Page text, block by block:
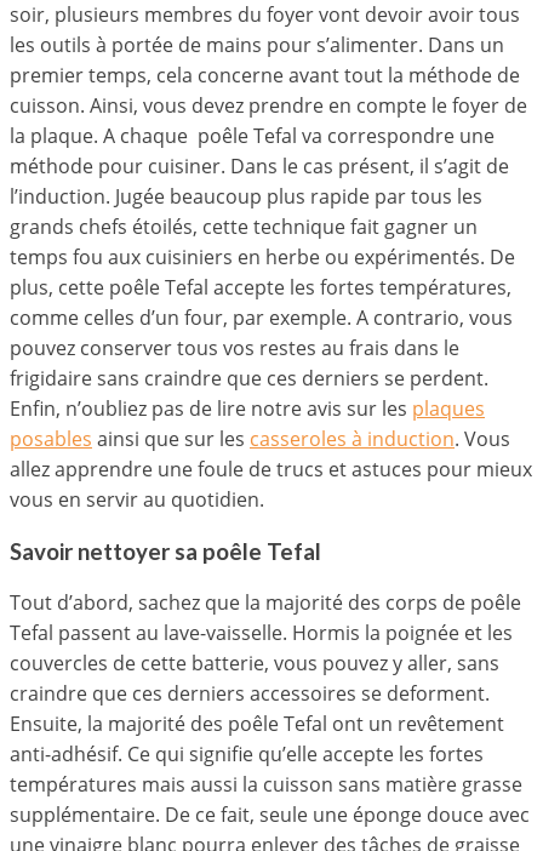
soir, plusieurs membres du foyer vont devoir avoir tous
les outils à portée de mains pour s’alimenter. Dans un
premier temps, cela concerne avant tout la méthode de
cuisson. Ainsi, vous devez prendre en compte le foyer de
la plaque. A chaque poêle Tefal va correspondre une
méthode pour cuisiner. Dans le cas présent, il s’agit de
l’induction. Jugée beaucoup plus rapide par tous les
grands chefs étoilés, cette technique fait gagner un
temps fou aux cuisiniers en herbe ou expérimentés. De
plus, cette poêle Tefal accepte les fortes températures,
comme celles d’un four, par exemple. A contrario, vous
pouvez conserver tous vos restes au frais dans le
frigidaire sans craindre que ces derniers se perdent.
Enfin, n’oubliez pas de lire notre avis sur les plaques
posables ainsi que sur les casseroles à induction. Vous
allez apprendre une foule de trucs et astuces pour mieux
vous en servir au quotidien.
Savoir nettoyer sa poêle Tefal
Tout d’abord, sachez que la majorité des corps de poêle
Tefal passent au lave-vaisselle. Hormis la poignée et les
couvercles de cette batterie, vous pouvez y aller, sans
craindre que ces derniers accessoires se deforment.
Ensuite, la majorité des poêle Tefal ont un revêtement
anti-adhésif. Ce qui signifie qu’elle accepte les fortes
températures mais aussi la cuisson sans matière grasse
supplémentaire. De ce fait, seule une éponge douce avec
une vinaigre blanc pourra enlever des tâches de graisse